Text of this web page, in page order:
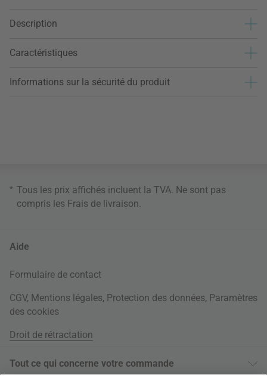
Description
Caractéristiques
Informations sur la sécurité du produit
* Tous les prix affichés incluent la TVA. Ne sont pas
compris les Frais de livraison
Aide
Formulaire de contact
CGV, Mentions légales, Protection des données, Paramètres
des cookies
Droit de rétractation
Tout ce qui concerne votre commande